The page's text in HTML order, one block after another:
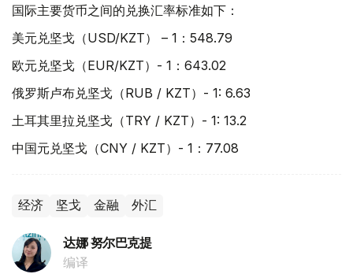
国际主要货币之间的兑换汇率标准如下：
美元兑坚戈（USD/KZT） – 1：548.79
欧元兑坚戈（EUR/KZT）- 1：643.02
俄罗斯卢布兑坚戈（RUB / KZT）- 1: 6.63
土耳其里拉兑坚戈（TRY / KZT）- 1: 13.2
中国元兑坚戈（CNY / KZT）- 1：77.08
经济 坚戈 金融 外汇
达娜 努尔巴克提
编译